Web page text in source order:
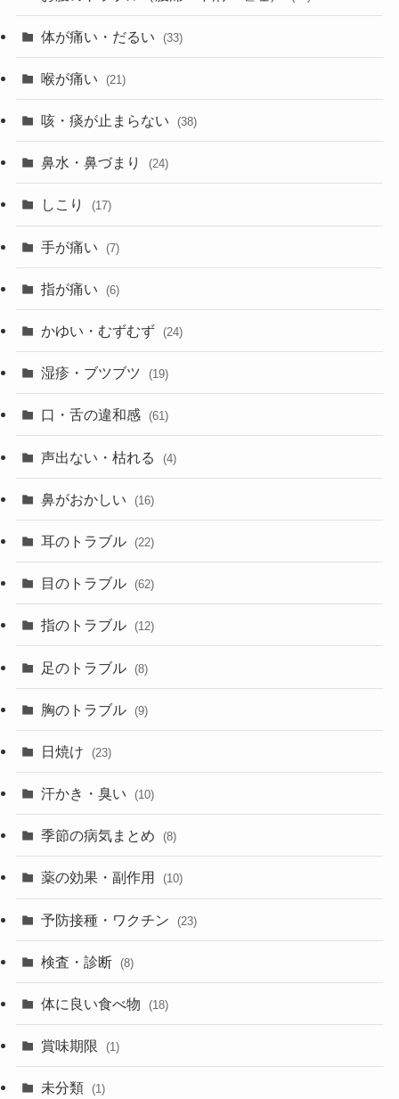
体が痛い・だるい (33)
喉が痛い (21)
咳・痰が止まらない (38)
鼻水・鼻づまり (24)
しこり (17)
手が痛い (7)
指が痛い (6)
かゆい・むずむず (24)
湿疹・ブツブツ (19)
口・舌の違和感 (61)
声出ない・枯れる (4)
鼻がおかしい (16)
耳のトラブル (22)
目のトラブル (62)
指のトラブル (12)
足のトラブル (8)
胸のトラブル (9)
日焼け (23)
汗かき・臭い (10)
季節の病気まとめ (8)
薬の効果・副作用 (10)
予防接種・ワクチン (23)
検査・診断 (8)
体に良い食べ物 (18)
賞味期限 (1)
未分類 (1)